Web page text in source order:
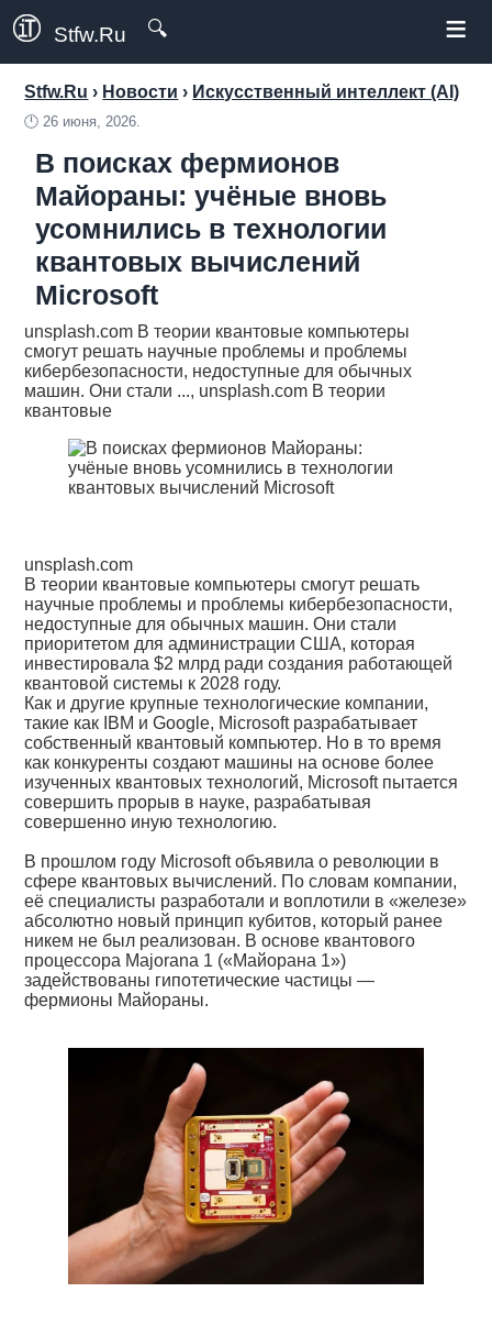
Stfw.Ru 🔍 ≡
Stfw.Ru › Новости › Искусственный интеллект (AI)
🕛26 июня, 2026.
В поисках фермионов
Майораны: учёные вновь
усомнились в технологии
квантовых вычислений
Microsoft
unsplash.com В теории квантовые компьютеры
смогут решать научные проблемы и проблемы
кибербезопасности, недоступные для обычных
машин. Они стали ..., unsplash.com В теории
квантовые
unsplash.com
В теории квантовые компьютеры смогут решать
научные проблемы и проблемы кибербезопасности,
недоступные для обычных машин. Они стали
приоритетом для администрации США, которая
инвестировала $2 млрд ради создания работающей
квантовой системы к 2028 году.
Как и другие крупные технологические компании,
такие как IBM и Google, Microsoft разрабатывает
собственный квантовый компьютер. Но в то время
как конкуренты создают машины на основе более
изученных квантовых технологий, Microsoft пытается
совершить прорыв в науке, разрабатывая
совершенно иную технологию.
В прошлом году Microsoft объявила о революции в
сфере квантовых вычислений. По словам компании,
её специалисты разработали и воплотили в «железе»
абсолютно новый принцип кубитов, который ранее
никем не был реализован. В основе квантового
процессора Majorana 1 («Майорана 1»)
задействованы гипотетические частицы —
фермионы Майораны.